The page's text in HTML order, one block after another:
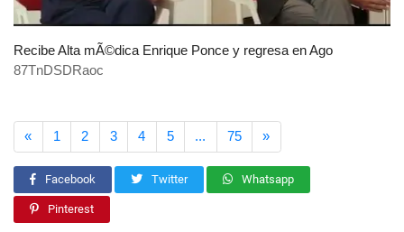
Recibe Alta mÃ©dica Enrique Ponce y regresa en Ago
87TnDSDRaoc
«Anterior
1 2 3 4 5 ... 75 »Siguiente
Facebook Twitter Whatsapp
Pinterest